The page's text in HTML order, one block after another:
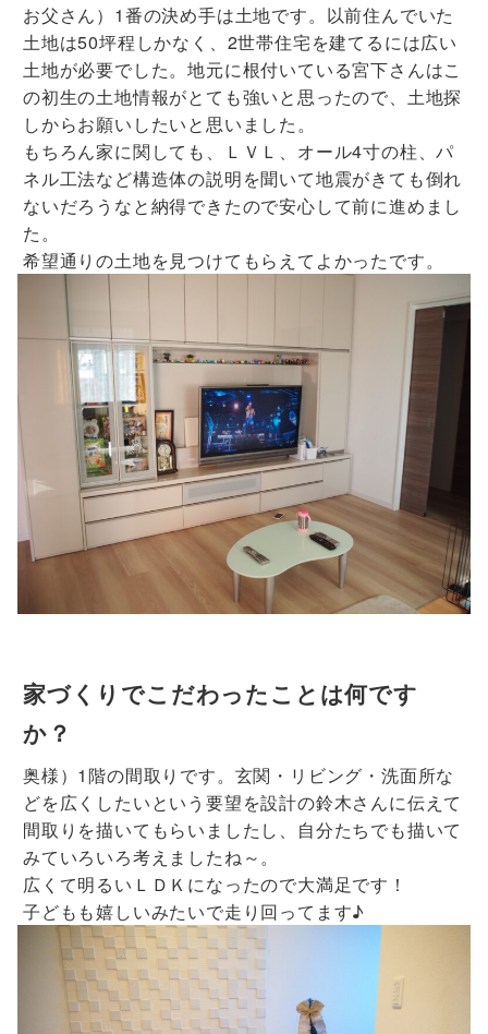
お父さん）1番の決め手は土地です。以前住んでいた
土地は50坪程しかなく、2世帯住宅を建てるには広い
土地が必要でした。地元に根付いている宮下さんはこ
の初生の土地情報がとても強いと思ったので、土地探
しからお願いしたいと思いました。
もちろん家に関しても、ＬＶＬ、オール4寸の柱、パ
ネル工法など構造体の説明を聞いて地震がきても倒れ
ないだろうなと納得できたので安心して前に進めまし
た。
希望通りの土地を見つけてもらえてよかったです。
家づくりでこだわったことは何です
か？
奥様）1階の間取りです。玄関・リビング・洗面所な
どを広くしたいという要望を設計の鈴木さんに伝えて
間取りを描いてもらいましたし、自分たちでも描いて
みていろいろ考えましたね～。
広くて明るいＬＤＫになったので大満足です！
子どもも嬉しいみたいで走り回ってます♪